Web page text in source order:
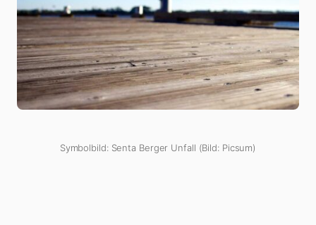
Symbolbild: Senta Berger Unfall (Bild: Picsum)